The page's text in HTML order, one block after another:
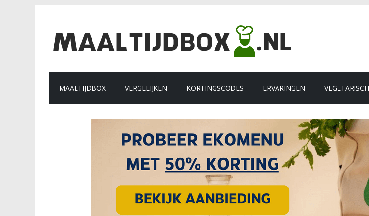
MAALTIJDBOX VERGELIJKEN KORTINGSCODES ERVARINGEN VEGETARISCH